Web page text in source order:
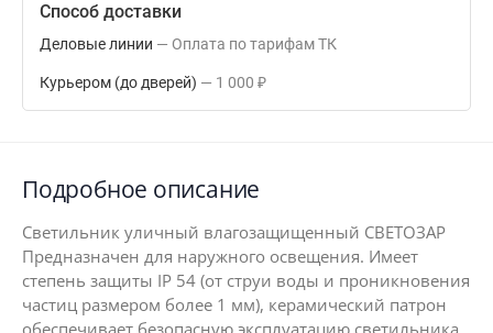
Способ доставки
Деловые линии Оплата по тарифам ТК
Курьером (до дверей) 1 000 ₽
Подробное описание
Светильник уличный влагозащищенный СВЕТОЗАР
Предназначен для наружного освещения. Имеет
степень защиты IP 54 (от струи воды и проникновения
частиц размером более 1 мм), керамический патрон
обеспечивает безопасную эксплуатацию светильника,